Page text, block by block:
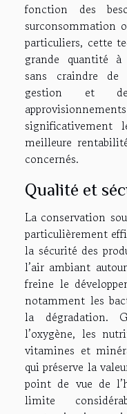
fonction des
surconsommation
particuliers, cette
grande quantité à
sans craindre de
gestion et
significativement
meilleure
concernés.
Qualité et
La conservation
particulièrement
la sécurité des
l’air ambiant
freine le
notamment les
la dégradation.
l’oxygène, les
vitamines et
qui préserve la
point de vue de
limite